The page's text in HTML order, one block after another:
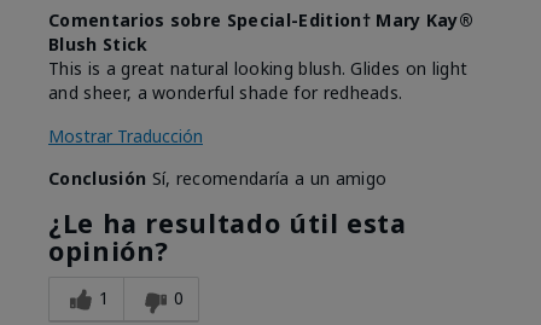
Comentarios sobre Special-Edition† Mary Kay®
Blush Stick
This is a great natural looking blush. Glides on light
and sheer, a wonderful shade for redheads.
Mostrar Traducción
Conclusión Sí, recomendaría a un amigo
¿Le ha resultado útil esta
opinión?
1 0